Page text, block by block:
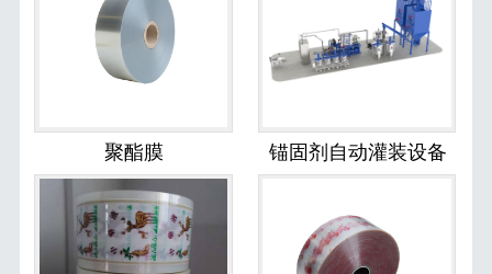
聚酯膜 锚固剂自动灌装设备